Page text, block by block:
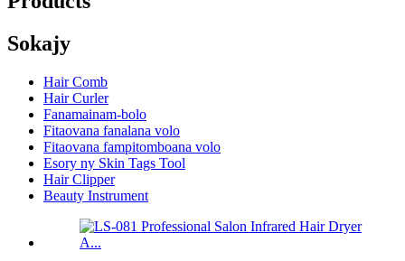
Sokajy
Hair Comb
Hair Curler
Fanamainam-bolo
Fitaovana fanalana volo
Fitaovana fampitomboana volo
Esory ny Skin Tags Tool
Hair Clipper
Beauty Instrument